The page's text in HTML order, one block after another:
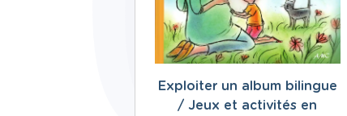
Exploiter un album bilingue
/ Jeux et activités en